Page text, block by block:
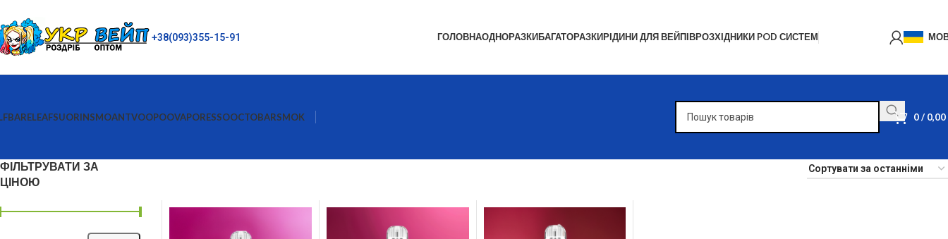
+38(093)355-15-91 ГОЛОВНАОДНОРАЗКИБАГАТОРАЗКИРІДИНИ ДЛЯ ВЕЙПІВРОЗХІДНИКИ POD СИСТЕМ
ELEAFSUORINSMOANTVOOPOOVAPORESSOOCTOBARSMOK 0/ 0,00
ФІЛЬТРУВАТИ ЗА
ЦІНОЮ